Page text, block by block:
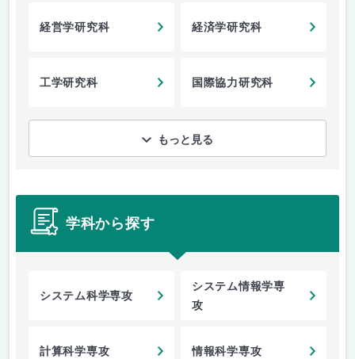
経営学研究科 経済学研究科
工学研究科 国際協力研究科
もっと見る
学科から探す
システム科学専攻
システム情報学専
攻
計算科学専攻 情報科学専攻